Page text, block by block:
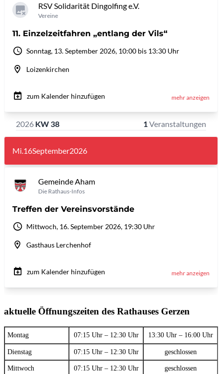
aktuelle Öffnungszeiten des Rathauses Gerzen
Montag 07:15 Uhr – 12:30 Uhr 13:30 Uhr – 16:00 Uhr
Dienstag 07:15 Uhr – 12:30 Uhr geschlossen
Mittwoch 07:15 Uhr – 12:30 Uhr geschlossen